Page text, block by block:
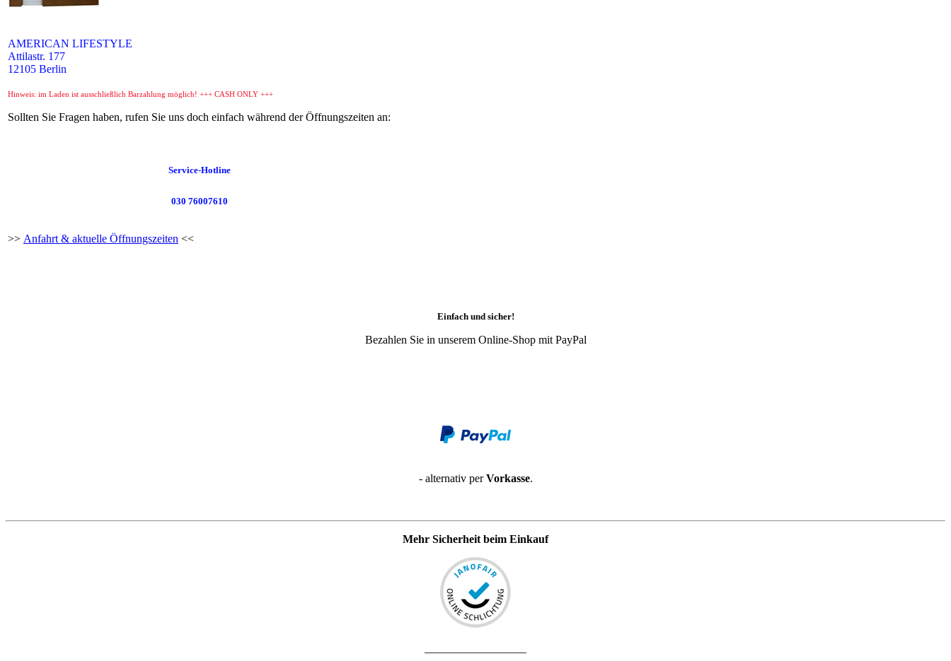
AMERICAN LIFESTYLE
Attilastr. 177
12105 Berlin
Hinweis: im Laden ist ausschließlich Barzahlung möglich! +++ CASH ONLY +++
Sollten Sie Fragen haben, rufen Sie uns doch einfach während der Öffnungszeiten an:
Service-Hotline
030 76007610
>> Anfahrt & aktuelle Öffnungszeiten <<
Einfach und sicher!
Bezahlen Sie in unserem Online-Shop mit PayPal
- alternativ perVorkasse.
Mehr Sicherheit beim Einkauf